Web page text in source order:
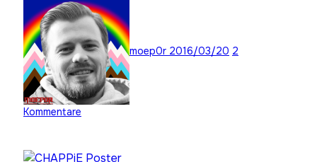
moep0r 2016/03/20 2
Kommentare